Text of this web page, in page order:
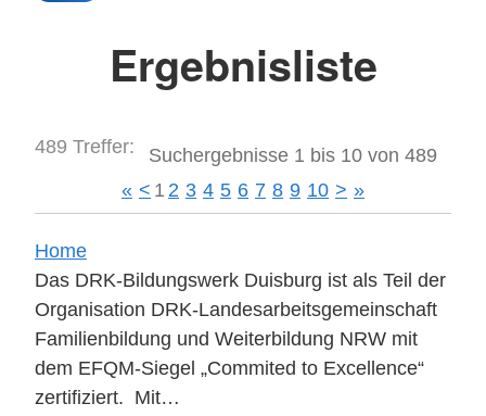
Ergebnisliste
489 Treffer:
Suchergebnisse 1 bis 10 von 489
« < 1 2 3 4 5 6 7 8 9 10 > »
Home
Das DRK-Bildungswerk Duisburg ist als Teil der
Organisation DRK-Landesarbeitsgemeinschaft
Familienbildung und Weiterbildung NRW mit
dem EFQM-Siegel „Commited to Excellence“
zertifiziert. Mit…